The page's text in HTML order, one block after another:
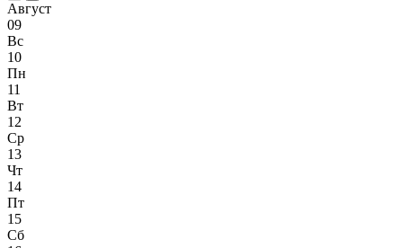
Август
09
Вс
10
Пн
11
Вт
12
Ср
13
Чт
14
Пт
15
Сб